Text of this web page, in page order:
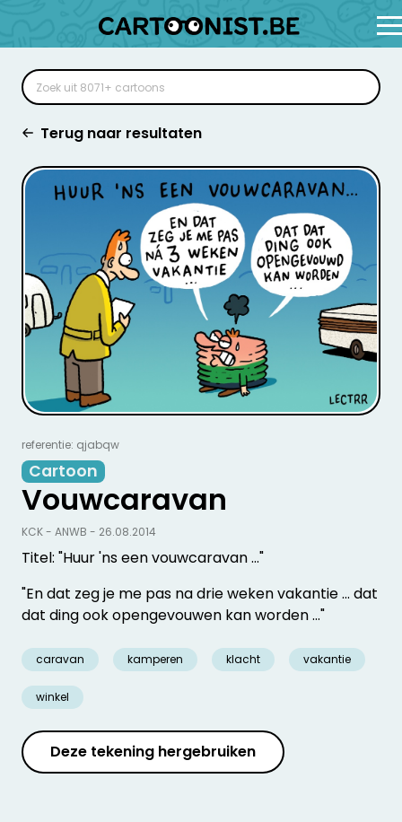
Terug naar resultaten
referentie: qjabqw
Cartoon
Vouwcaravan
Titel: "Huur 'ns een vouwcaravan ..."
"En dat zeg je me pas na drie weken vakantie ... dat
dat ding ook opengevouwen kan worden ..."
caravan kamperen klacht vakantie
winkel
KCK - ANWB - 26.08.2014
Deze tekening hergebruiken